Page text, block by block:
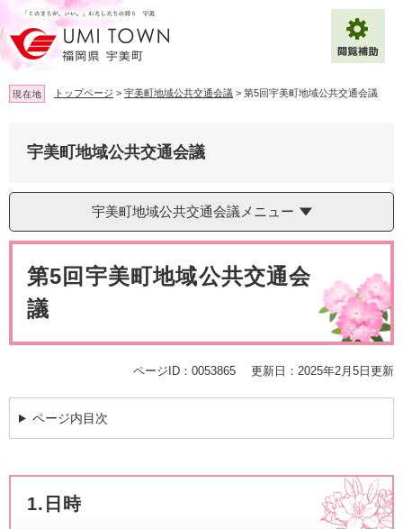
ー
ジ
の
先
頭
ニ
ュ
ー
を
飛
文
Multilingual（English・中文・한글）
現在地 トップページ > 宇美町地域公共交通会議 > 第5回宇美町地域公共交通会議
宇美町地域公共交通会議
宇美町地域公共交通会議メニュー
第5回宇美町地域公共交通会
議
ページID：0053865 更新日：2025年2月5日更新
ページ内目次
1.日時